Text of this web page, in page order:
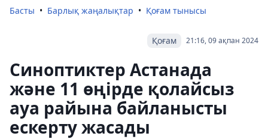
Басты Барлық жаңалықтар Қоғам тынысы
21:16, 09 ақпан 2024
Қоғам
Синоптиктер Астанада
және 11 өңірде қолайсыз
ауа райына байланысты
ескерту жасады